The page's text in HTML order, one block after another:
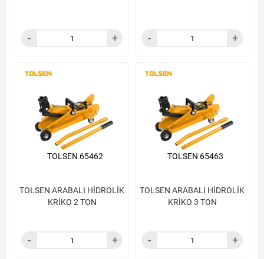
TOLSEN ARABALI HİDROLİK
KRİKO 2 TON
TOLSEN 65462
TOLSEN ARABALI HİDROLİK
KRİKO 3 TON
TOLSEN 65463